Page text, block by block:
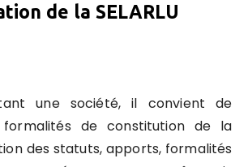
de la SELARLU
une société, il convient de
de constitution de la
des statuts, apports, formalités